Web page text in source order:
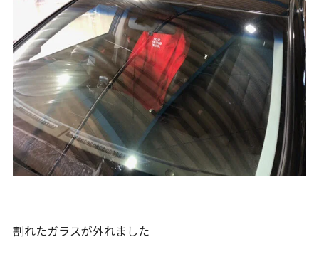
割れたガラスが外れました